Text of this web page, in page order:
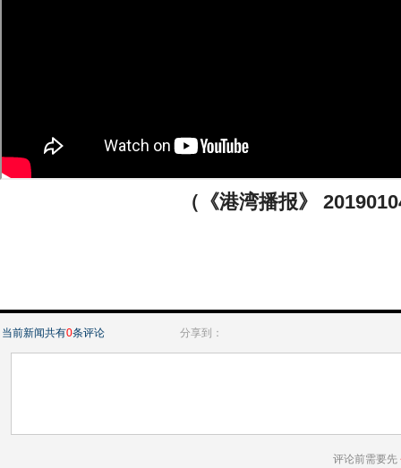
（《港湾播报》
当前新闻共有0条评论 分享到：
评论前需要先